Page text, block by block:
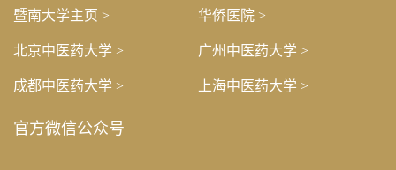
暨南大学主页 > 华侨医院 >
北京中医药大学 > 广州中医药大学 >
成都中医药大学 > 上海中医药大学 >
官方微信公众号